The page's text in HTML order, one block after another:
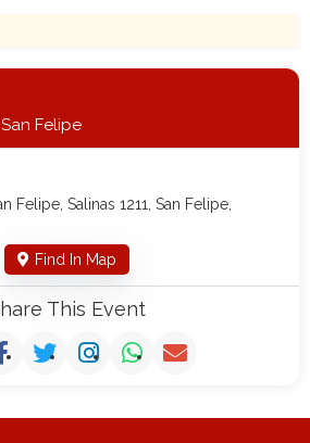
Felipe
Felipe, Salinas 1211, San Felipe,
Find In Map
This Event